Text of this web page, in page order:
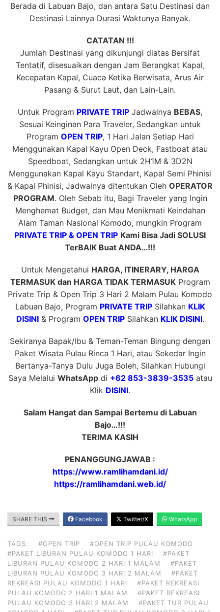
Berada di Labuan Bajo, dan antara Satu Destinasi dan
Destinasi Lainnya Durasi Waktunya Banyak.
CATATAN !!!
Jumlah Destinasi yang dikunjungi diatas Bersifat
Tentatif, disesuaikan dengan Jam Berangkat Kapal,
Kecepatan Kapal, Cuaca Ketika Berwisata, Arus Air
Pasang & Surut Laut, dan Lain-Lain.
Untuk Program PRIVATE TRIP Jadwalnya BEBAS,
Sesuai Keinginan Para Traveler, Sedangkan untuk
Program OPEN TRIP, 1 Hari Jalan Setiap Hari
Menggunakan Kapal Kayu Open Deck, Fastboat atau
Speedboat, Sedangkan untuk 2H1M & 3D2N
Menggunakan Kapal Kayu Standart, Kapal Semi Phinisi
& Kapal Phinisi, Jadwalnya ditentukan Oleh OPERATOR
PROGRAM. Oleh Sebab itu, Bagi Traveler yang Ingin
Menghemat Budget, dan Mau Menikmati Keindahan
Alam Taman Nasional Komodo, mungkin Program
PRIVATE TRIP & OPEN TRIP Kami Bisa Jadi SOLUSI
TerBAIK Buat ANDA…!!!
Untuk Mengetahui HARGA, ITINERARY, HARGA
TERMASUK dan HARGA TIDAK TERMASUKProgram
Private Trip & Open Trip 3 Hari 2 Malam Pulau Komodo
Labuan Bajo, Program PRIVATE TRIPSilahkan KLIK
DISINI& Program OPEN TRIPSilahkan KLIK DISINI.
Sekiranya Bapak/Ibu & Teman-Teman Bingung dengan
Paket Wisata Pulau Rinca 1 Hari, atau Sekedar Ingin
Bertanya-Tanya Dulu Juga Boleh, Silahkan Hubungi
Saya Melalui WhatsAppdi +62 853-3839-3535atau
Klik DISINI.
Salam Hangat dan Sampai Bertemu di Labuan
Bajo…!!!
TERIMA KASIH
PENANGGUNGJAWAB :
https://www.ramlihamdani.id/
https://ramlihamdani.web.id/
SHARE THIS Facebook Twitter/X WhatsApp
TAGS: #OPEN TRIP
#OPEN TRIP PULAU KOMODO
#PAKET LIBURAN PULAU KOMODO 1 HARI
#PAKET
LIBURAN PULAU KOMODO 2 HARI 1 MALAM
#PAKET
LIBURAN PULAU KOMODO 3 HARI 2 MALAM
#PAKET
REKREASI PULAU KOMODO 1 HARI
#PAKET REKREASI
PULAU KOMODO 2 HARI 1 MALAM
#PAKET REKREASI
PULAU KOMODO 3 HARI 2 MALAM
#PAKET TUR PULAU